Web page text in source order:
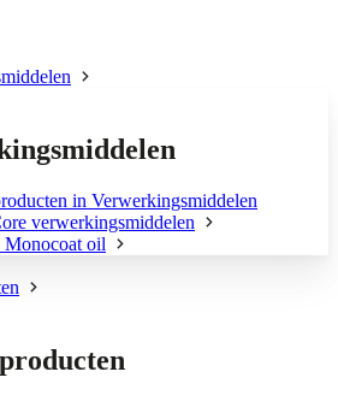
in Verwerkingsmiddelen
verwerkingsmiddelen
Monocoat oil